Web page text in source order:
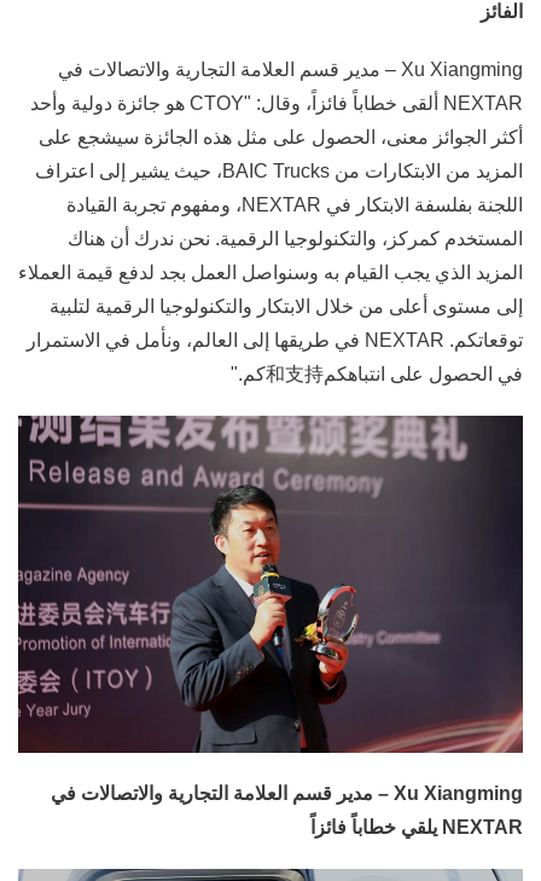
الفائز
Xu Xiangming – مدير قسم العلامة التجارية والاتصالات في
NEXTAR ألقى خطاباً فائزاً، وقال: "CTOY هو جائزة دولية وأحد
أكثر الجوائز معنى، الحصول على مثل هذه الجائزة سيشجع على
المزيد من الابتكارات من BAIC Trucks، حيث يشير إلى اعتراف
اللجنة بفلسفة الابتكار في NEXTAR، ومفهوم تجربة القيادة
المستخدم كمركز، والتكنولوجيا الرقمية. نحن ندرك أن هناك
المزيد الذي يجب القيام به وسنواصل العمل بجد لدفع قيمة العملاء
إلى مستوى أعلى من خلال الابتكار والتكنولوجيا الرقمية لتلبية
توقعاتكم. NEXTAR في طريقها إلى العالم، ونأمل في الاستمرار
في الحصول على انتباهكم和支持كم."
Xu Xiangming – مدير قسم العلامة التجارية والاتصالات في
NEXTAR يلقي خطاباً فائزاً